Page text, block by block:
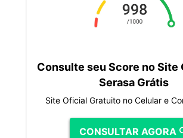
Consulte seu Score no Site
Serasa Grátis
Site Oficial Gratuito no Celular e
CONSULTAR AGORA